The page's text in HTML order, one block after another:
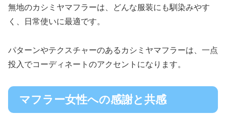
無地のカシミヤマフラーは、どんな服装にも馴染みやす
く、日常使いに最適です。
パターンやテクスチャーのあるカシミヤマフラーは、一点
投入でコーディネートのアクセントになります。
マフラー女性への感謝と共感